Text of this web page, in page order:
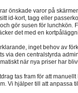
önskade varor på
id-kort, tagg eller
gör susen för lunchkön.
det med en
inget behov av
via den centralstyrda
när nya priser har
tas fram för att
Vi hjälper till att anpassa